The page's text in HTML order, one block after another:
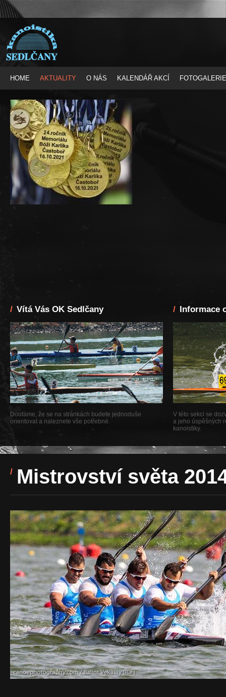
HOME AKTUALITY O NÁS KALENDÁŘ AKCÍ FOTOGALERIE
/ Vítá Vás OK Sedlčany
Doufáme, že se na stránkách budete jednoduše
orientovat a naleznete vše potřebné.
/ Informace
V této sekci se
a jeho úspěšných
kanoistiky.
/ Mistrovství světa